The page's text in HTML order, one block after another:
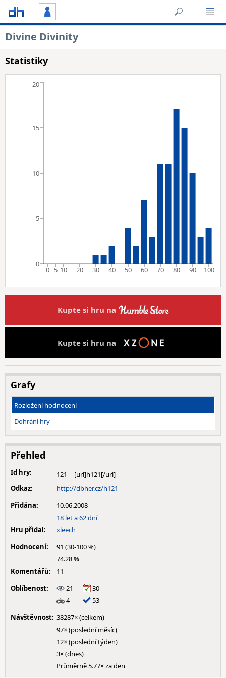
Divine Divinity
Statistiky
0 5 10 20 30 40 50 60 70 80 90 100
0
5
10
15
20
Kupte si hru na
Kupte si hru na
Grafy
Rozložení hodnocení
Dohrání hry
Přehled
Id hry:
121
Odkaz:
http://dbher.cz/h121
Přidána:
10.06.2008
18 let a 62 dní
Hru přidal:
xleech
Hodnocení:
91 (30-100 %)
74.28 %
Komentářů:
11
Oblíbenost:
21
30
4
53
Návštěvnost: 38287× (celkem)
97× (poslední měsíc)
12× (poslední týden)
3× (dnes)
Průměrně 5.77× za den